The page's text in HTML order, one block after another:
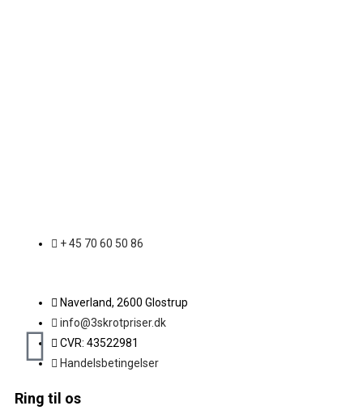
+ 45 70 60 50 86
Naverland, 2600 Glostrup
info@3skrotpriser.dk
CVR: 43522981
Handelsbetingelser
Ring til os